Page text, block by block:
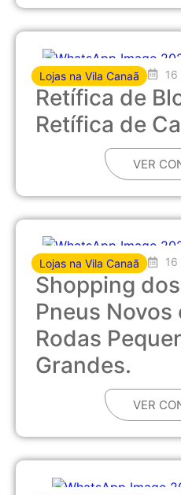
Lojas na Vila Canaã
Retífica de
Retífica de
VER
Lojas na Vila Canaã
Shopping
Pneus Novos
Rodas
Grandes.
VER